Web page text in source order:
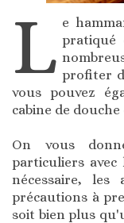
L e
pratiqué
profiter
vous pouvez
cabine de
On vous
particuliers avec
nécessaire, les
précautions à
soit bien plus